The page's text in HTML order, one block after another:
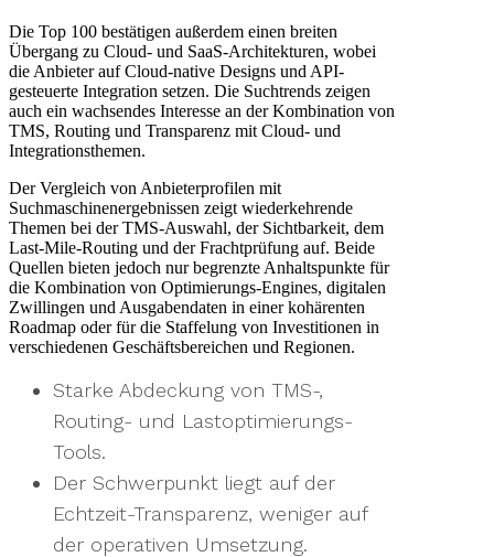
Die Top 100 bestätigen außerdem einen breiten
Übergang zu Cloud- und SaaS-Architekturen, wobei
die Anbieter auf Cloud-native Designs und API-
gesteuerte Integration setzen. Die Suchtrends zeigen
auch ein wachsendes Interesse an der Kombination von
TMS, Routing und Transparenz mit Cloud- und
Integrationsthemen.
Der Vergleich von Anbieterprofilen mit
Suchmaschinenergebnissen zeigt wiederkehrende
Themen bei der TMS-Auswahl, der Sichtbarkeit, dem
Last-Mile-Routing und der Frachtprüfung auf. Beide
Quellen bieten jedoch nur begrenzte Anhaltspunkte für
die Kombination von Optimierungs-Engines, digitalen
Zwillingen und Ausgabendaten in einer kohärenten
Roadmap oder für die Staffelung von Investitionen in
verschiedenen Geschäftsbereichen und Regionen.
Starke Abdeckung von TMS-,
Routing- und Lastoptimierungs-
Tools.
Der Schwerpunkt liegt auf der
Echtzeit-Transparenz, weniger auf
der operativen Umsetzung.